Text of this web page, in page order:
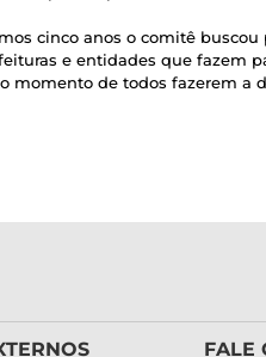
cinco anos o comitê
e entidades que fazem
momento de todos fazerem
FALE